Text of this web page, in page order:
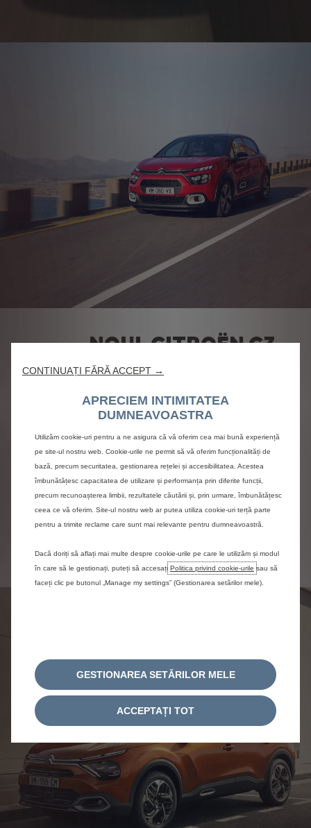
NOUL CITROËN C3
Noul model Citroën C3 a fost reproiectat cu o
această mașina se remarcă prin personalitatea sa
expresivă și confortul de neegalat. Vei face
exterioare. Modern și conectat, acest vehicul de
oraș are, de asemenea, 12 sisteme de asistență la
condus, pentru a-ți face viața de zi cu zi mai ușoară.
Descoperă Noul Citroën C3
CONTINUAȚI FĂRĂ ACCEPT →
APRECIEM INTIMITATEA
DUMNEAVOASTRA
Utilizăm cookie-uri pentru a ne asigura că vă oferim cea mai bună experiență
pe site-ul nostru web. Cookie-urile ne permit să vă oferim funcționalități de
bază, precum securitatea, gestionarea rețelei și accesibilitatea. Acestea
îmbunătățesc capacitatea de utilizare și performanța prin diferite funcții,
precum recunoașterea limbii, rezultatele căutării și, prin urmare, îmbunătățesc
ceea ce vă oferim. Site-ul nostru web ar putea utiliza cookie-uri terță parte
pentru a trimite reclame care sunt mai relevante pentru dumneavoastră.
Dacă doriți să aflați mai multe despre cookie-urile pe care le utilizăm și modul
în care să le gestionați, puteți să accesați Politica privind cookie-urile sau să
faceți clic pe butonul „Manage my settings” (Gestionarea setărilor mele).
GESTIONAREA SETĂRILOR MELE
ACCEPTAȚI TOT